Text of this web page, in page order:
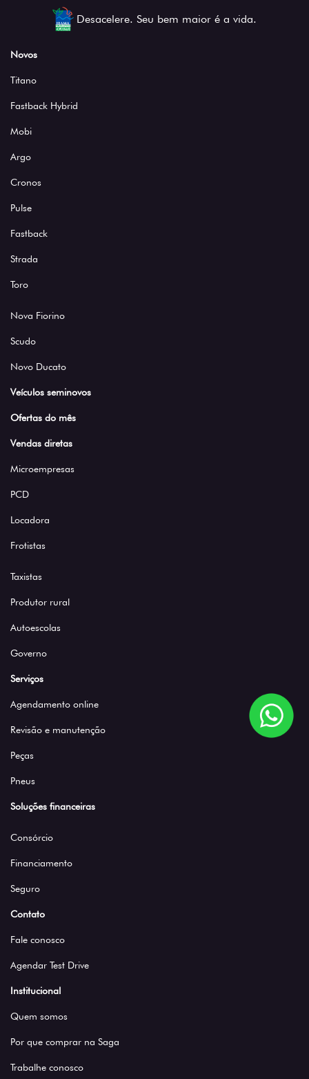
Desacelere. Seu bem maior é a vida.
Novos
Titano
Fastback Hybrid
Mobi
Argo
Cronos
Pulse
Fastback
Strada
Toro
Nova Fiorino
Scudo
Novo Ducato
Veículos seminovos
Ofertas do mês
Vendas diretas
Microempresas
PCD
Locadora
Frotistas
Taxistas
Produtor rural
Autoescolas
Governo
Serviços
Agendamento online
Revisão e manutenção
Peças
Pneus
Soluções financeiras
Consórcio
Financiamento
Seguro
Contato
Fale conosco
Agendar Test Drive
Institucional
Quem somos
Por que comprar na Saga
Trabalhe conosco